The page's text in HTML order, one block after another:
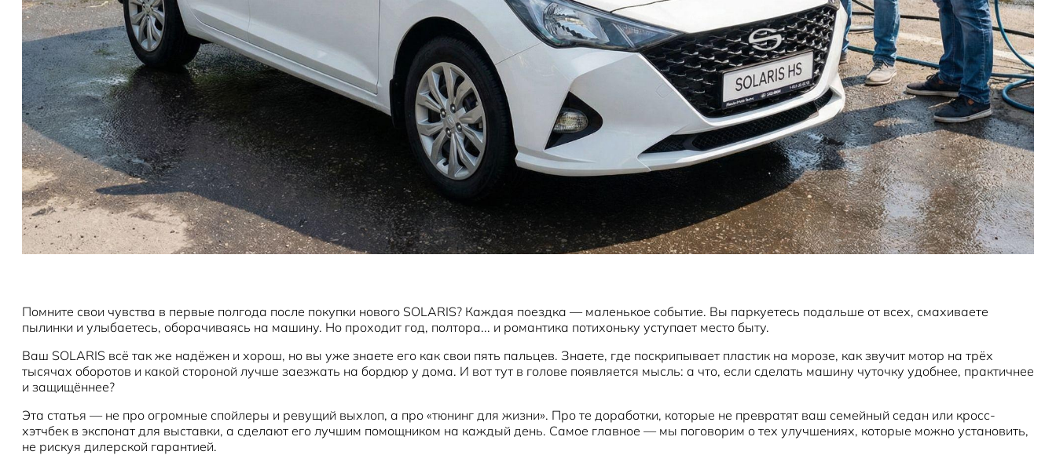
Помните свои чувства в первые полгода после покупки нового SOLARIS? Каждая поездка — маленькое событие. Вы паркуетесь подальше от всех, смахиваете
пылинки и улыбаетесь, оборачиваясь на машину. Но проходит год, полтора... и романтика потихоньку уступает место быту.
Ваш SOLARIS всё так же надёжен и хорош, но вы уже знаете его как свои пять пальцев. Знаете, где поскрипывает пластик на морозе, как звучит мотор на трёх
тысячах оборотов и какой стороной лучше заезжать на бордюр у дома. И вот тут в голове появляется мысль: а что, если сделать машину чуточку удобнее, практичнее
и защищённее?
Эта статья — не про огромные спойлеры и ревущий выхлоп, а про «тюнинг для жизни». Про те доработки, которые не превратят ваш семейный седан или кросс-
хэтчбек в экспонат для выставки, а сделают его лучшим помощником на каждый день. Самое главное — мы поговорим о тех улучшениях, которые можно установить,
не рискуя дилерской гарантией.